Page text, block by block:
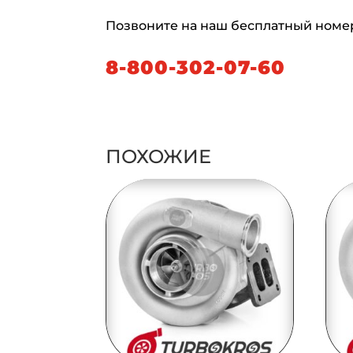
Позвоните на наш бесплатный
8-800-302-07-60
ПОХОЖИЕ